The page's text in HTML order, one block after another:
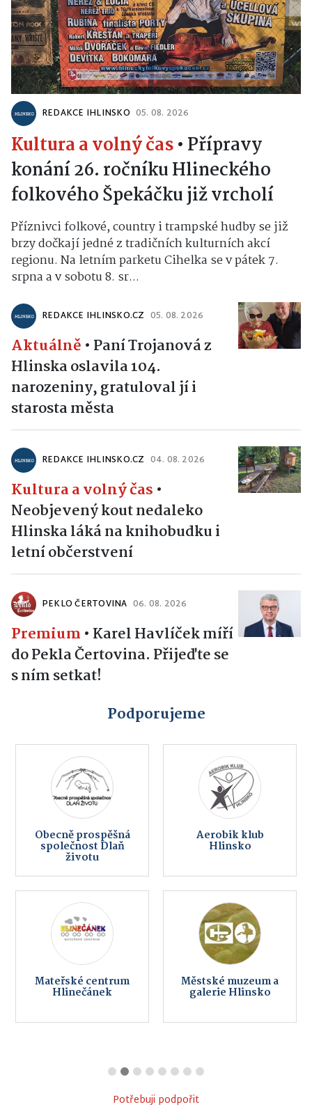
REDAKCE IHLINSKO 05. 08. 2026
Kultura a volný čas• Přípravy
konání 26. ročníku Hlineckého
folkového Špekáčku již vrcholí
Příznivci folkové, country i trampské hudby se již
brzy dočkají jedné z tradičních kulturních akcí
regionu. Na letním parketu Cihelka se v pátek 7.
srpna a v sobotu 8. sr...
REDAKCE IHLINSKO.CZ 05. 08. 2026
Aktuálně • Paní Trojanová z
Hlinska oslavila 104.
narozeniny, gratuloval jí i
starosta města
REDAKCE IHLINSKO.CZ 04. 08. 2026
Kultura a volný čas •
Neobjevený kout nedaleko
Hlinska láká na knihobudku i
letní občerstvení
PEKLO ČERTOVINA 06. 08. 2026
Premium • Karel Havlíček míří
do Pekla Čertovina. Přijeďte se
s ním setkat!
Podporujeme
Obecně prospěšná
společnost Dlaň
životu
Aerobik klub
Hlinsko
Mateřské centrum
Hlinečánek
Městské muzeum a
galerie Hlinsko
Potřebuji podpořit